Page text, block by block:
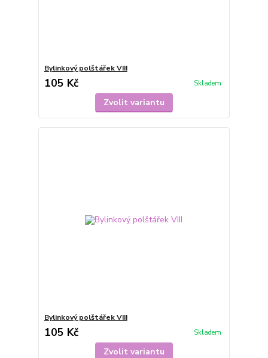
Bylinkový polštářek VIII
105 Kč Skladem
Zvolit variantu
Bylinkový polštářek VIII
105 Kč Skladem
Zvolit variantu